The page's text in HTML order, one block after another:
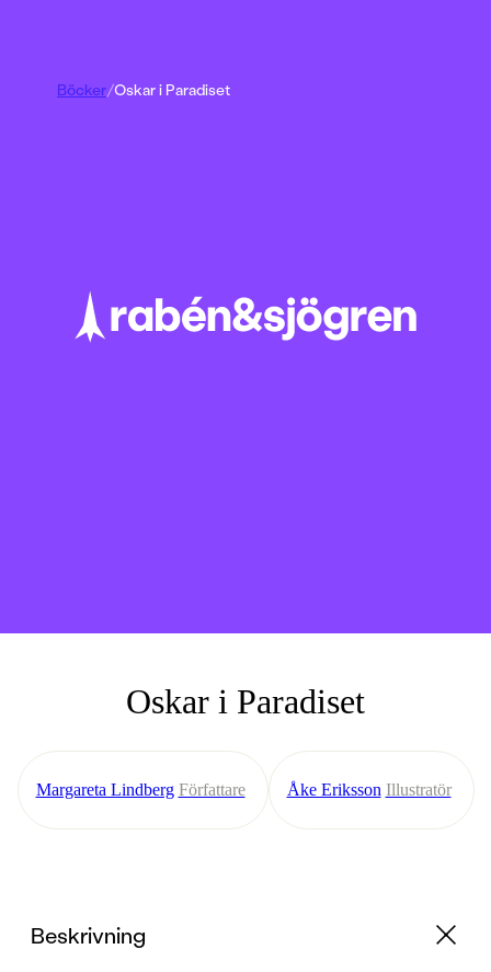
Oskar i Paradiset
Margareta Lindberg Författare Åke Eriksson Illustratör
Böcker/Oskar i Paradiset
Beskrivning